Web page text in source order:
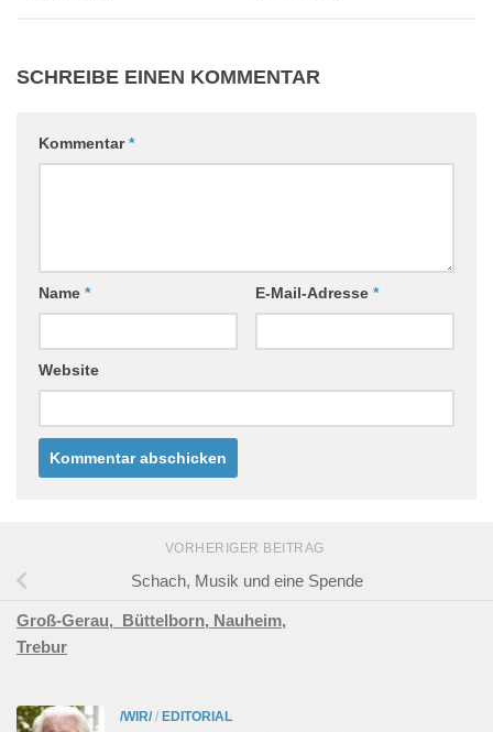
SCHREIBE EINEN KOMMENTAR
Kommentar*
Name * E-Mail-Adresse *
Website
VORHERIGER BEITRAG
Schach, Musik und eine Spende
Groß-Gerau, Büttelborn, Nauheim,
Trebur
/WIR/ / EDITORIAL